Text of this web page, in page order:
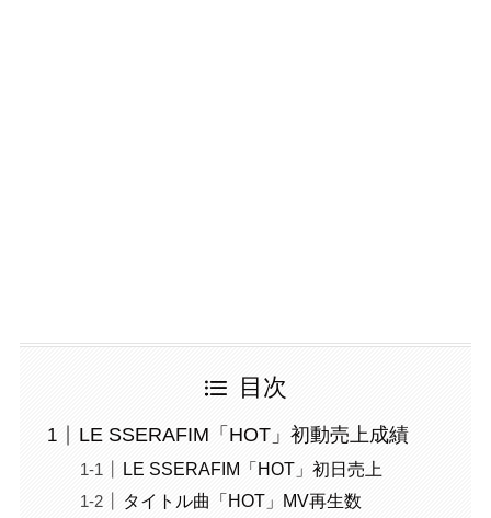
目次
LE SSERAFIM「HOT」初動売上成績
LE SSERAFIM「HOT」初日売上
タイトル曲「HOT」MV再生数